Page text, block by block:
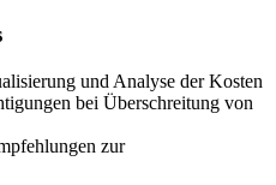
und Analyse der Kosten
bei Überschreitung von
zur